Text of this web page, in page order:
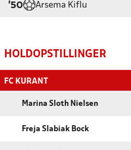
'50 Arsema Kiflu
HOLDOPSTILLINGER
FC KURANT
Marina Sloth Nielsen
Freja Slabiak Bock